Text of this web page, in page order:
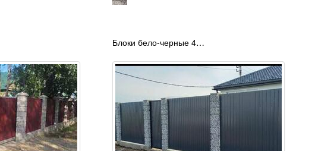
Блоки бело-черные 4…